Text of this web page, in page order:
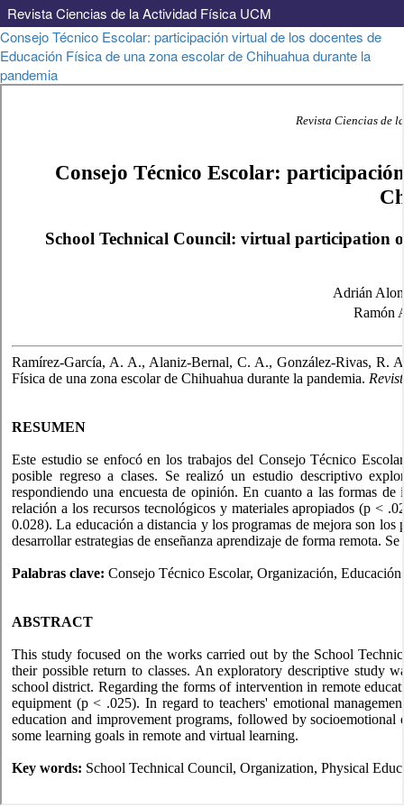
Revista Ciencias de la Actividad Física UCM
Volver
a
los
Consejo Técnico Escolar: participación virtual de los docentes de
Educación Física de una zona escolar de Chihuahua durante la
pandemia